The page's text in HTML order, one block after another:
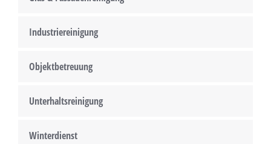
Industriereinigung
Objektbetreuung
Unterhaltsreinigung
Winterdienst